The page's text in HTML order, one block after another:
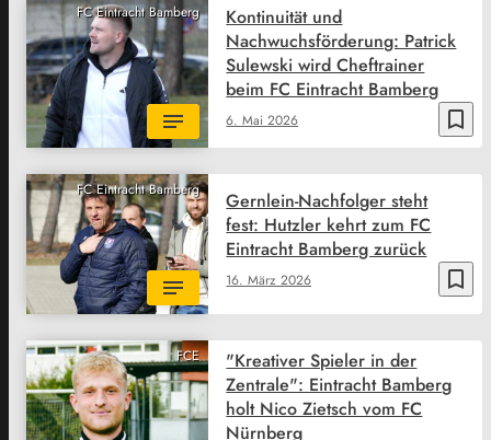
FC Eintracht Bamberg
bookmark_border
6. Mai 2026
Kontinuität und
Nachwuchsförderung: Patrick
Sulewski wird Cheftrainer
beim FC Eintracht Bamberg
FC Eintracht Bamberg
bookmark_border
16. März 2026
Gernlein-Nachfolger steht
fest: Hutzler kehrt zum FC
Eintracht Bamberg zurück
FCE
"Kreativer Spieler in der
Zentrale": Eintracht Bamberg
holt Nico Zietsch vom FC
Nürnberg